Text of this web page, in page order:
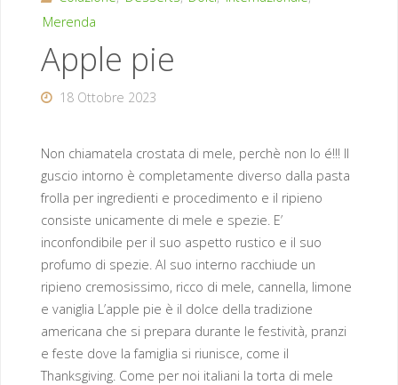
Merenda
Apple pie
18 Ottobre 2023
Non chiamatela crostata di mele, perchè non lo é!!! Il
guscio intorno è completamente diverso dalla pasta
frolla per ingredienti e procedimento e il ripieno
consiste unicamente di mele e spezie. E’
inconfondibile per il suo aspetto rustico e il suo
profumo di spezie. Al suo interno racchiude un
ripieno cremosissimo, ricco di mele, cannella, limone
e vaniglia L’apple pie è il dolce della tradizione
americana che si prepara durante le festività, pranzi
e feste dove la famiglia si riunisce, come il
Thanksgiving. Come per noi italiani la torta di mele